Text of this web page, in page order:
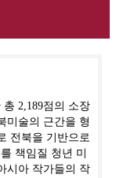
2,189점의 소장
미술의 근간을 형
전북을 기반으로
책임질 청년 미
시아 작가들의 작